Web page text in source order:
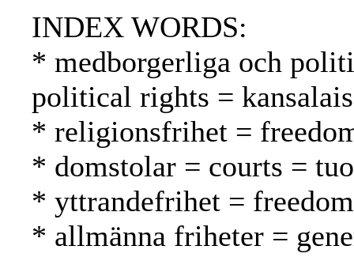
INDEX WORDS:
* medborgerliga och
political rights =
* religionsfrihet =
* domstolar = courts =
* yttrandefrihet =
* allmänna friheter =